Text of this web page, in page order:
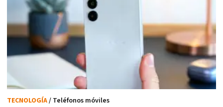
TECNOLOGÍA/ Teléfonos móviles